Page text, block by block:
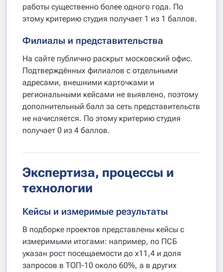
работы существенно более одного года. По
этому критерию студия получает 1 из 1 баллов.
Филиалы и представительства
На сайте публично раскрыт московский офис.
Подтверждённых филиалов с отдельными
адресами, внешними карточками и
региональными кейсами не выявлено, поэтому
дополнительный балл за сеть представительств
не начисляется. По этому критерию студия
получает 0 из 4 баллов.
Экспертиза, процессы и
технологии
Кейсы и измеримые результаты
В подборке проектов представлены кейсы с
измеримыми итогами: например, по ПСБ
указан рост посещаемости до x11,4 и доля
запросов в ТОП-10 около 60%, а в других